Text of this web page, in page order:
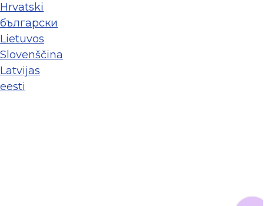
Hrvatski
български
Lietuvos
Slovenščina
Latvijas
eesti